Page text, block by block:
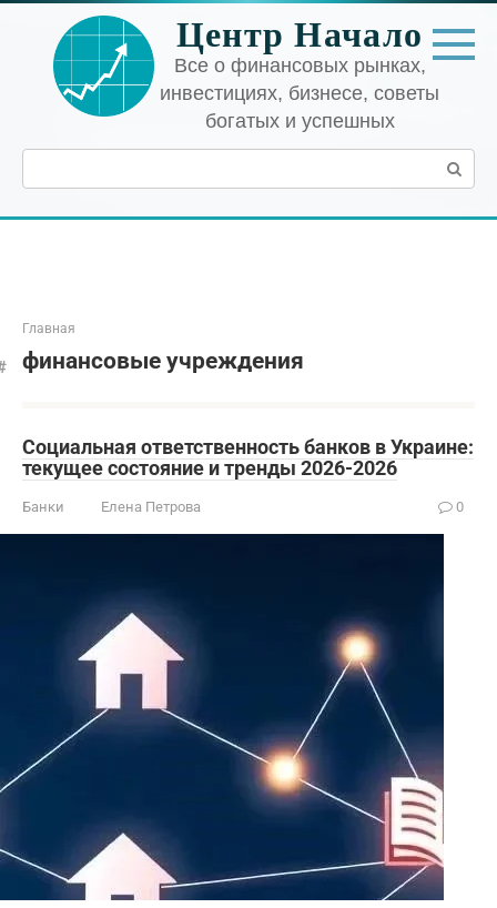
Перейти
контенту
Центр Начало
Все о финансовых рынках,
инвестициях, бизнесе, советы
богатых и успешных
Поиск:
Главная
финансовые учреждения
Социальная ответственность банков в Украине:
текущее состояние и тренды 2026-2026
Банки Елена Петрова 0